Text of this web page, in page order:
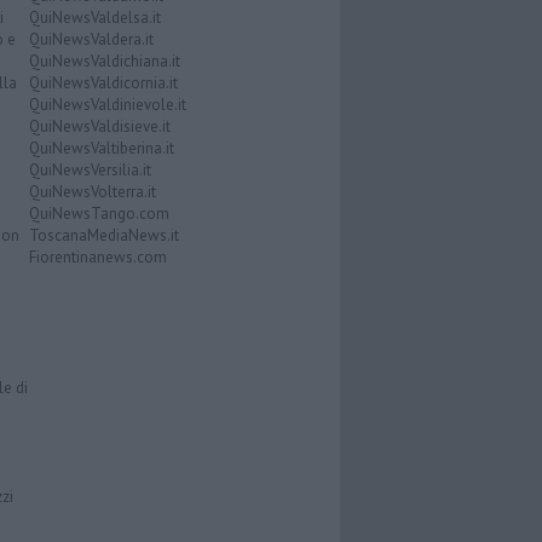
e
di
QuiNewsValdelsa.it
QuiNewsValdera.it
QuiNewsValdichiana.it
QuiNewsValdicornia.it
QuiNewsValdinievole.it
QuiNewsValdisieve.it
QuiNewsValtiberina.it
QuiNewsVersilia.it
QuiNewsVolterra.it
QuiNewsTango.com
ToscanaMediaNews.it
Fiorentinanews.com